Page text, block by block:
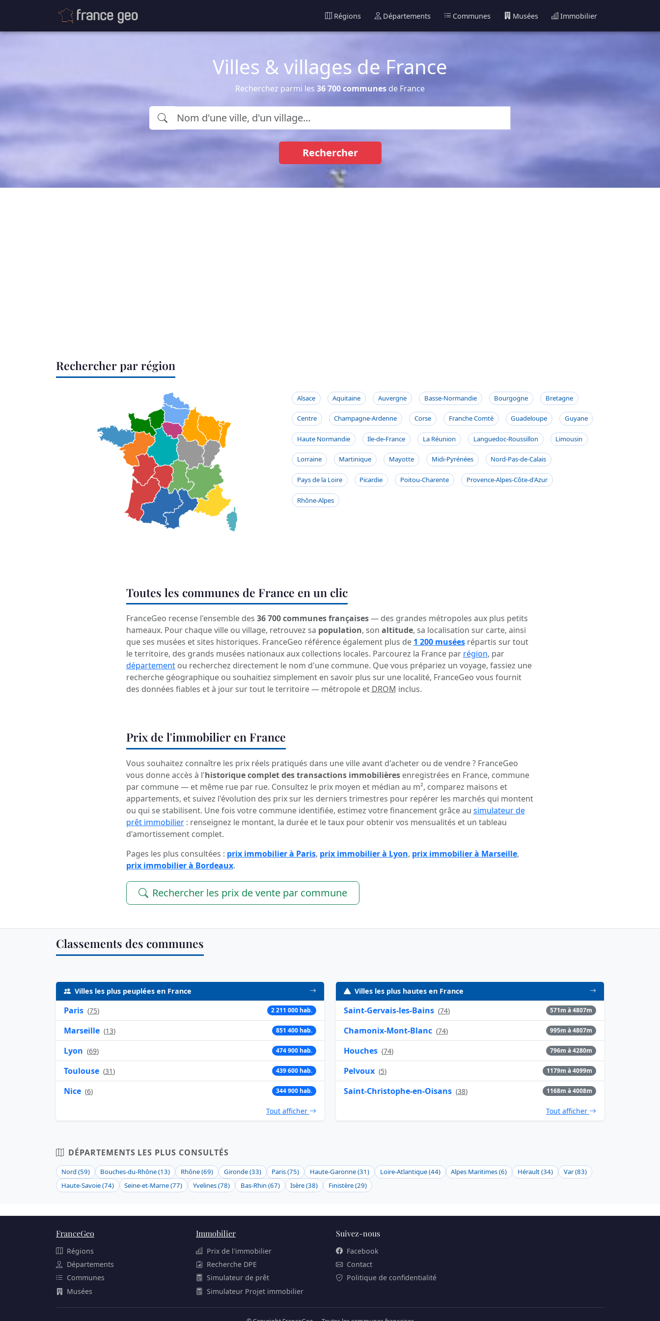
Régions Départements Communes Musées Immobilier
Villes & villages de France
Recherchez parmi les 36 700 communes de France
Rechercher
Rechercher par région
Alsace Aquitaine Auvergne Basse-Normandie Bourgogne Bretagne
Centre Champagne-Ardenne Corse Franche Comté Guadeloupe Guyane
Haute Normandie Ile-de-France La Réunion Languedoc-Roussillon Limousin
Lorraine Martinique Mayotte Midi-Pyrénées Nord-Pas-de-Calais
Pays de la Loire Picardie Poitou-Charente Provence-Alpes-Côte-d'Azur
Rhône-Alpes
Toutes les communes de France en un clic
FranceGeo recense l'ensemble des 36 700 communes françaises— des grandes métropoles aux plus petits
hameaux. Pour chaque ville ou village, retrouvez sa population, son altitude, sa localisation sur carte, ainsi
que ses musées et sites historiques. FranceGeo référence également plus de 1 200 muséesrépartis sur tout
le territoire, des grands musées nationaux aux collections locales. Parcourez la France par région, par
départementou recherchez directement le nom d'une commune. Que vous prépariez un voyage, fassiez une
recherche géographique ou souhaitiez simplement en savoir plus sur une localité, FranceGeo vous fournit
des données fiables et à jour sur tout le territoire — métropole et DROM inclus.
Prix de l'immobilier en France
Vous souhaitez connaître les prix réels pratiqués dans une ville avant d'acheter ou de vendre ? FranceGeo
vous donne accès à l'historique complet des transactions immobilièresenregistrées en France, commune
par commune — et même rue par rue. Consultez le prix moyen et médian au m², comparez maisons et
appartements, et suivez l'évolution des prix sur les derniers trimestres pour repérer les marchés qui montent
ou qui se stabilisent. Une fois votre commune identifiée, estimez votre financement grâce au simulateur de
prêt immobilier: renseignez le montant, la durée et le taux pour obtenir vos mensualités et un tableau
d'amortissement complet.
Pages les plus consultées : prix immobilier à Paris, prix immobilier à Lyon, prix immobilier à Marseille,
prix immobilier à Bordeaux.
Rechercher les prix de vente par commune
Classements des communes
Villes les plus peuplées en France
Paris (75) 2 211 000 hab.
Marseille (13) 851 400 hab.
Lyon (69) 474 900 hab.
Toulouse (31) 439 600 hab.
Nice (6) 344 900 hab.
Tout afficher
Villes les plus hautes en France
Saint-Gervais-les-Bains (74) 571m à 4807m
Chamonix-Mont-Blanc (74) 995m à 4807m
Houches (74) 796m à 4280m
Pelvoux (5) 1179m à 4099m
Saint-Christophe-en-Oisans (38) 1168m à 4008m
Tout afficher
DÉPARTEMENTS LES PLUS CONSULTÉS
Nord (59) Bouches-du-Rhône (13) Rhône (69) Gironde (33) Paris (75) Haute-Garonne (31) Loire-Atlantique (44) Alpes Maritimes (6) Hérault (34)
Var (83)
Haute-Savoie (74)
Seine-et-Marne (77) Yvelines (78) Bas-Rhin (67) Isère (38) Finistère (29)
FranceGeo
Régions
Départements
Communes
Musées
Immobilier
Prix de l'immobilier
Recherche DPE
Simulateur de prêt
Simulateur Projet immobilier
Suivez-nous
Facebook
Contact
Politique de confidentialité